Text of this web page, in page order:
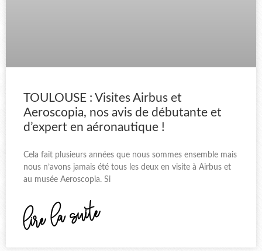
TOULOUSE : Visites Airbus et
Aeroscopia, nos avis de débutante et
d’expert en aéronautique !
Cela fait plusieurs années que nous sommes ensemble mais
nous n’avons jamais été tous les deux en visite à Airbus et
au musée Aeroscopia. Si
lire la suite